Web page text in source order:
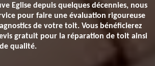
Eglise depuis quelques décennies, nous
pour faire une évaluation rigoureuse
de votre toit. Vous bénéficierez
gratuit pour la réparation de toit ainsi
qualité.